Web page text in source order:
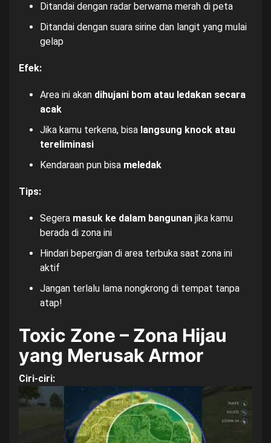
Ditandai dengan radar berwarna merah di peta
Ditandai dengan suara sirine dan langit yang mulai
gelap
Efek:
Area ini akan dihujani bom atau ledakan secara
acak
Jika kamu terkena, bisa langsung knock atau
tereliminasi
Kendaraan pun bisa meledak
Tips:
Segera masuk ke dalam bangunan jika kamu
berada di zona ini
Hindari bepergian di area terbuka saat zona ini
aktif
Jangan terlalu lama nongkrong di tempat tanpa
atap!
Toxic Zone – Zona Hijau
yang Merusak Armor
Ciri-ciri: